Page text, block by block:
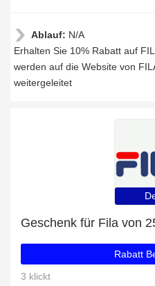
Ablauf: N/A
Erhalten Sie 10% Rabatt auf
werden auf die Website von
weitergeleitet
Geschenk für Fila von
Rabatt
3 klickt